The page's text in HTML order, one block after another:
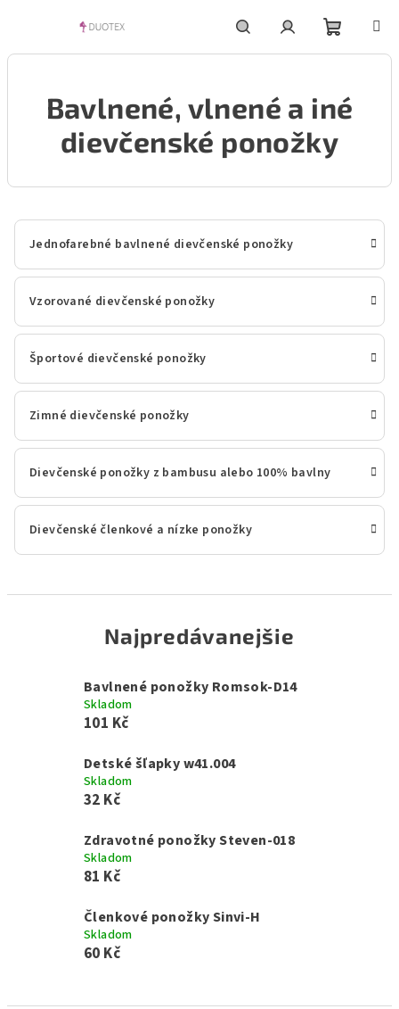
HľadaťPrihlásenie
košík
Bavlnené, vlnené a iné
dievčenské ponožky
Jednofarebné bavlnené dievčenské ponožky
Vzorované dievčenské ponožky
Športové dievčenské ponožky
Zimné dievčenské ponožky
Dievčenské ponožky z bambusu alebo 100% bavlny
Dievčenské členkové a nízke ponožky
Najpredávanejšie
Bavlnené ponožky Romsok-D14
Skladom
101 Kč
Detské šľapky w41.004
Skladom
32 Kč
Zdravotné ponožky Steven-018
Skladom
81 Kč
Členkové ponožky Sinvi-H
Skladom
60 Kč